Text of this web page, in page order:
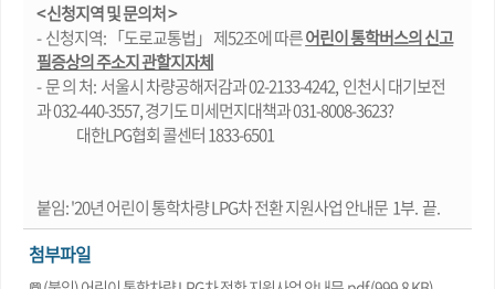
< 신청지역 및 문의처 >
- 신청지역: 「도로교통법」 제52조에 따른어린이 통학버스의 신고
필증상의 주소지 관할지자체
- 문 의 처: 서울시 차량공해저감과 02-2133-4242, 인천시 대기보전
과 032-440-3557, 경기도 미세먼지대책과 031-8008-3623?
대한LPG협회 콜센터 1833-6501
붙임: '20년 어린이 통학차량 LPG차 전환 지원사업 안내문 1부. 끝.
첨부파일